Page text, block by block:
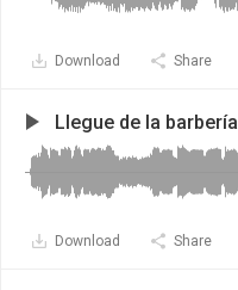
Download Share
Llegue de la barbería
Download Share